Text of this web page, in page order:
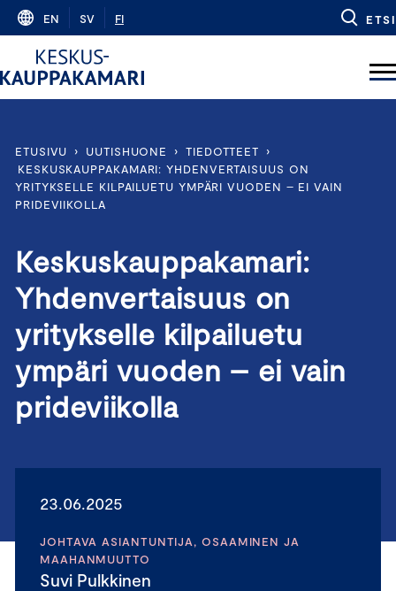
Skip
content
EN SV FI ETSI
ETUSIVU › UUTISHUONE › TIEDOTTEET
›
KESKUSKAUPPAKAMARI: YHDENVERTAISUUS ON
YRITYKSELLE KILPAILUETU YMPÄRI VUODEN – EI VAIN
PRIDEVIIKOLLA
Keskuskauppakamari:
Yhdenvertaisuus on
yritykselle kilpailuetu
ympäri vuoden – ei vain
prideviikolla
23.06.2025
JOHTAVA ASIANTUNTIJA, OSAAMINEN JA
MAAHANMUUTTO
Suvi Pulkkinen